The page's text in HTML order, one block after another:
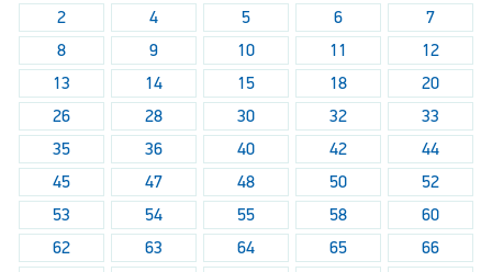
2 4 5 6
7
8
9 10 11
12
13
14 15 18
20
26
28 30 32
33
35
36 40 42
44
45
47 48 50
52
53
54 55 58
60
62
63 64 65
66